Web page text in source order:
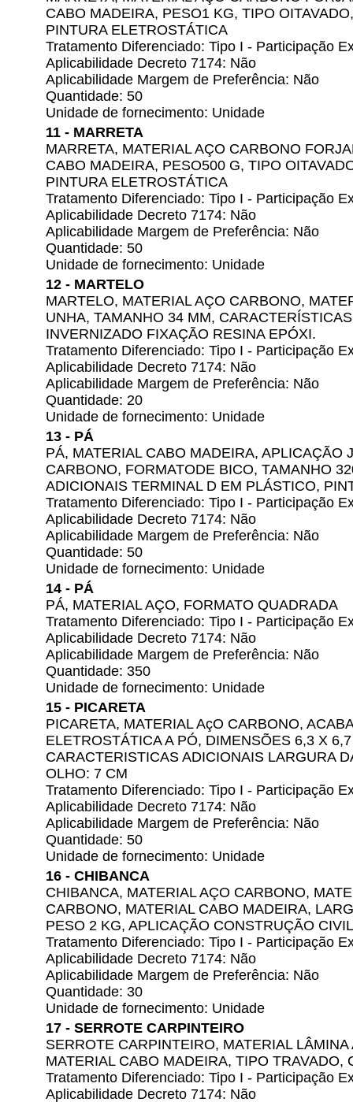
CABO MADEIRA, PESO1 KG, TIPO
PINTURA ELETROSTÁTICA
Tratamento Diferenciado: Tipo I - Participação
Aplicabilidade Decreto 7174: Não
Aplicabilidade Margem de Preferência: Não
Quantidade: 50
Unidade de fornecimento: Unidade
11 - MARRETA
MARRETA, MATERIAL AÇO CARBONO
CABO MADEIRA, PESO500 G, TIPO
PINTURA ELETROSTÁTICA
Tratamento Diferenciado: Tipo I - Participação
Aplicabilidade Decreto 7174: Não
Aplicabilidade Margem de Preferência: Não
Quantidade: 50
Unidade de fornecimento: Unidade
12 - MARTELO
MARTELO, MATERIAL AÇO CARBONO,
UNHA, TAMANHO 34 MM,
INVERNIZADO FIXAÇÃO RESINA EPÓXI.
Tratamento Diferenciado: Tipo I - Participação
Aplicabilidade Decreto 7174: Não
Aplicabilidade Margem de Preferência: Não
Quantidade: 20
Unidade de fornecimento: Unidade
13 - PÁ
PÁ, MATERIAL CABO MADEIRA, APLICAÇÃO
CARBONO, FORMATODE BICO, TAMANHO
ADICIONAIS TERMINAL D EM PLÁSTICO,
Tratamento Diferenciado: Tipo I - Participação
Aplicabilidade Decreto 7174: Não
Aplicabilidade Margem de Preferência: Não
Quantidade: 50
Unidade de fornecimento: Unidade
14 - PÁ
PÁ, MATERIAL AÇO, FORMATO QUADRADA
Tratamento Diferenciado: Tipo I - Participação
Aplicabilidade Decreto 7174: Não
Aplicabilidade Margem de Preferência: Não
Quantidade: 350
Unidade de fornecimento: Unidade
15 - PICARETA
PICARETA, MATERIAL AçO CARBONO,
ELETROSTÁTICA A PÓ, DIMENSÕES 6,3 X
CARACTERISTICAS ADICIONAIS LARGURA
OLHO: 7 CM
Tratamento Diferenciado: Tipo I - Participação
Aplicabilidade Decreto 7174: Não
Aplicabilidade Margem de Preferência: Não
Quantidade: 50
Unidade de fornecimento: Unidade
16 - CHIBANCA
CHIBANCA, MATERIAL AÇO CARBONO,
CARBONO, MATERIAL CABO MADEIRA,
PESO 2 KG, APLICAÇÃO CONSTRUÇÃO CIVIL
Tratamento Diferenciado: Tipo I - Participação
Aplicabilidade Decreto 7174: Não
Aplicabilidade Margem de Preferência: Não
Quantidade: 30
Unidade de fornecimento: Unidade
17 - SERROTE CARPINTEIRO
SERROTE CARPINTEIRO, MATERIAL
MATERIAL CABO MADEIRA, TIPO TRAVADO,
Tratamento Diferenciado: Tipo I - Participação
Aplicabilidade Decreto 7174: Não